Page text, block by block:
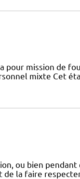
mission de
mixte Cet
ou bien
la faire